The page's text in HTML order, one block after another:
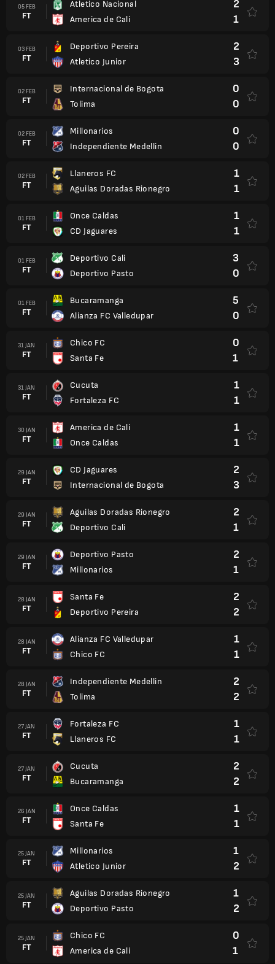
05 FEB
FT
Atletico Nacional
America de Cali
2
1
03 FEB
FT
Deportivo Pereira
Atletico Junior
2
3
02 FEB
FT
Internacional de Bogota
Tolima
0
0
02 FEB
FT
Millonarios
Independiente Medellin
0
0
02 FEB
FT
Llaneros FC
Aguilas Doradas Rionegro
1
1
01 FEB
FT
Once Caldas
CD Jaguares
1
1
01 FEB
FT
Deportivo Cali
Deportivo Pasto
3
0
01 FEB
FT
Bucaramanga
Alianza FC Valledupar
5
0
31 JAN
FT
Chico FC
Santa Fe
0
1
31 JAN
FT
Cucuta
Fortaleza FC
1
1
30 JAN
FT
America de Cali
Once Caldas
1
1
29 JAN
FT
CD Jaguares
Internacional de Bogota
2
3
29 JAN
FT
Aguilas Doradas Rionegro
Deportivo Cali
2
1
29 JAN
FT
Deportivo Pasto
Millonarios
2
1
28 JAN
FT
Santa Fe
Deportivo Pereira
2
2
28 JAN
FT
Alianza FC Valledupar
Chico FC
1
1
28 JAN
FT
Independiente Medellin
Tolima
2
2
27 JAN
FT
Fortaleza FC
Llaneros FC
1
1
27 JAN
FT
Cucuta
Bucaramanga
2
2
26 JAN
FT
Once Caldas
Santa Fe
1
1
25 JAN
FT
Millonarios
Atletico Junior
1
2
25 JAN
FT
Aguilas Doradas Rionegro
Deportivo Pasto
1
2
25 JAN
FT
Chico FC
America de Cali
0
1